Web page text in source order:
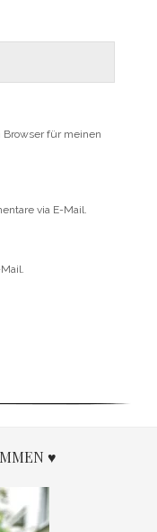
für meinen
via E-Mail.
♥